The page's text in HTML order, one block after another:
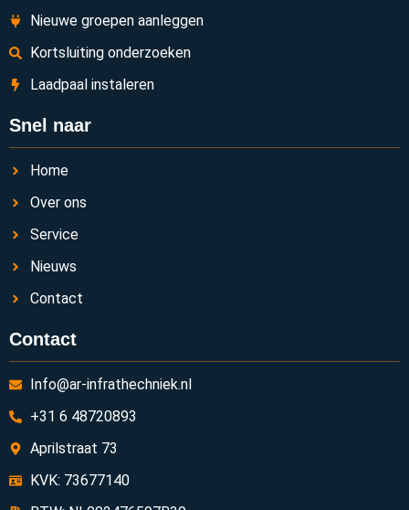
Nieuwe groepen aanleggen
Kortsluiting onderzoeken
Laadpaal instaleren
Snel naar
Home
Over ons
Service
Nieuws
Contact
Contact
Info@ar-infrathechniek.nl
+31 6 48720893
Aprilstraat 73
KVK: 73677140